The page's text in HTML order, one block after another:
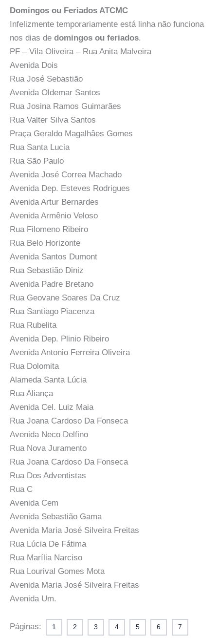
Domingos ou Feriados ATCMC
Infelizmente temporariamente está linha não funciona
nos dias de domingos ou feriados.
PF – Vila Oliveira – Rua Anita Malveira
Avenida Dois
Rua José Sebastião
Avenida Oldemar Santos
Rua Josina Ramos Guimarães
Rua Valter Silva Santos
Praça Geraldo Magalhâes Gomes
Rua Santa Lucia
Rua São Paulo
Avenida José Correa Machado
Avenida Dep. Esteves Rodrigues
Avenida Artur Bernardes
Avenida Armênio Veloso
Rua Filomeno Ribeiro
Rua Belo Horizonte
Avenida Santos Dumont
Rua Sebastião Diniz
Avenida Padre Bretano
Rua Geovane Soares Da Cruz
Rua Santiago Piacenza
Rua Rubelita
Avenida Dep. Plinio Ribeiro
Avenida Antonio Ferreira Oliveira
Rua Dolomita
Alameda Santa Lúcia
Rua Aliança
Avenida Cel. Luiz Maia
Rua Joana Cardoso Da Fonseca
Avenida Neco Delfino
Rua Nova Juramento
Rua Joana Cardoso Da Fonseca
Rua Dos Adventistas
Rua C
Avenida Cem
Avenida Sebastião Gama
Avenida Maria José Silveira Freitas
Rua Lúcia De Fátima
Rua Marília Narciso
Rua Lourival Gomes Mota
Avenida Maria José Silveira Freitas
Avenida Um.
Páginas: 1 2 3 4 5 6 7